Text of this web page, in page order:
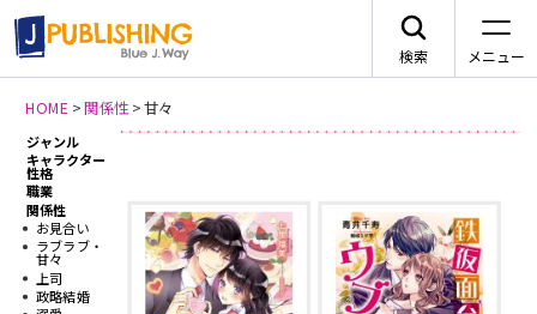
検索 メニュー
JA
レーベルから探す
HOME >関係性 >甘々
ジャンル
キャラクター
性格
職業
関係性
お見合い
ラブラブ・
甘々
上司
政略結婚